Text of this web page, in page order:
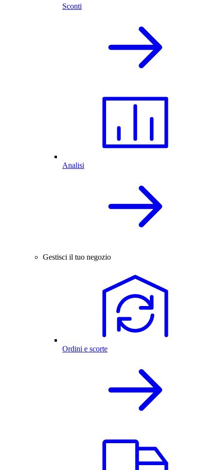
Sconti
Analisi
Gestisci il tuo negozio
Ordini e scorte